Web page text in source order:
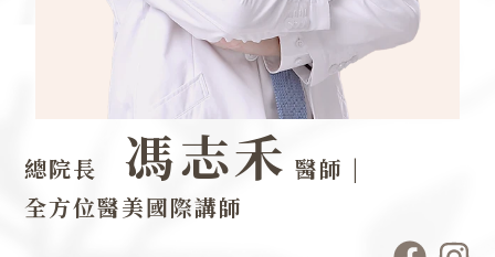
總院長 馮志禾 醫師 |
全方位醫美國際講師
F I